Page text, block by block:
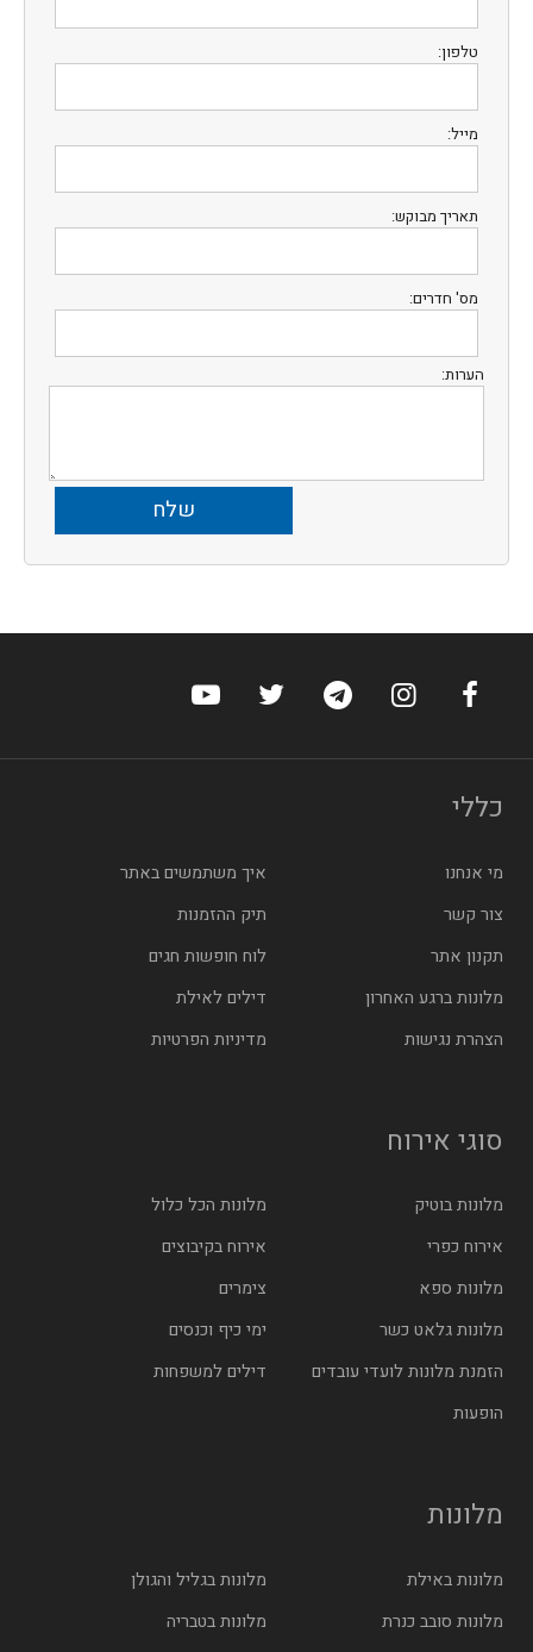
טלפון:
מייל:
תאריך מבוקש:
מס' חדרים:
הערות:
ערוץ הפייסבוק של הוטלס
ערוץ האינסטגרם של הוטלס
ערוץ הטלגרם של הוטלס
ערוץ טוויטר של הוטלס
ערוץ היוטיוב של
כללי
מי אנחנו
איך משתמשים באתר
צור קשר
תיק ההזמנות
תקנון אתר
לוח חופשות חגים
מלונות ברגע האחרון
דילים לאילת
הצהרת נגישות
מדיניות הפרטיות
סוגי אירוח
מלונות בוטיק
מלונות הכל כלול
אירוח כפרי
אירוח בקיבוצים
מלונות ספא
צימרים
מלונות גלאט כשר
ימי כיף וכנסים
הזמנת מלונות לועדי עובדים
דילים למשפחות
הופעות
מלונות
מלונות באילת
מלונות בגליל והגולן
מלונות סובב כנרת
מלונות בטבריה